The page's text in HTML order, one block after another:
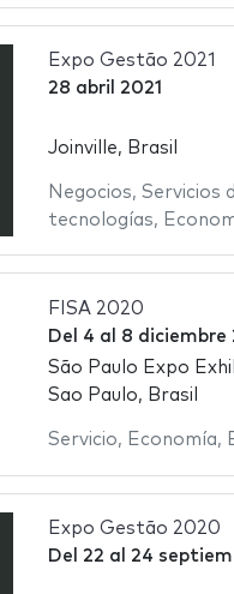
Expo Gestão 2021
28 abril 2021
Joinville, Brasil
Negocios, Servicios
tecnologías,
FISA 2020
Del 4 al 8 diciembre
São Paulo Expo
Sao Paulo, Brasil
Servicio, Economía,
Expo Gestão 2020
Del 22 al 24